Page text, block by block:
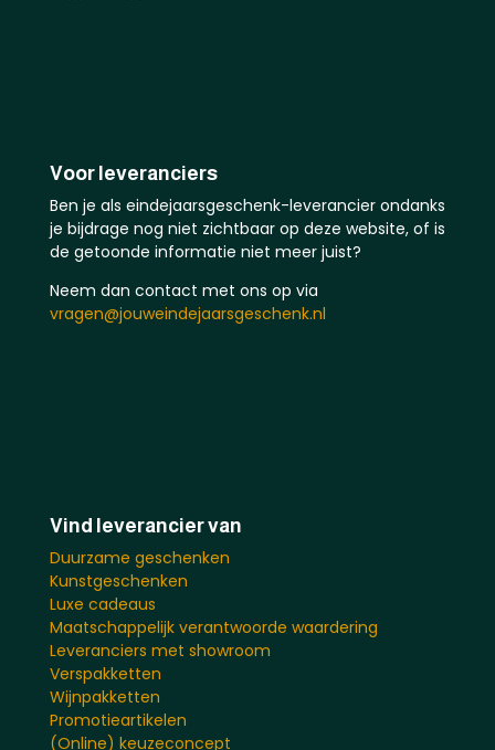
Voor leveranciers
Ben je als eindejaarsgeschenk-leverancier ondanks
je bijdrage nog niet zichtbaar op deze website, of is
de getoonde informatie niet meer juist?
Neem dan contact met ons op via
vragen@jouweindejaarsgeschenk.nl
Vind leverancier van
Duurzame geschenken
Kunstgeschenken
Luxe cadeaus
Maatschappelijk verantwoorde waardering
Leveranciers met showroom
Verspakketten
Wijnpakketten
Promotieartikelen
(Online) keuzeconcept